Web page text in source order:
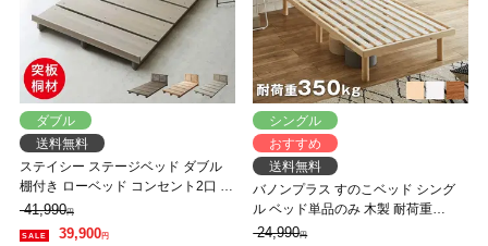
ダブル
送料無料
ステイシー ステージベッド ダブル
棚付き ローベッド コンセント2口 タ
モ 桐 天然木 フロアベッド スマホス
タンド付き ダブルベッド 省スペー
41,990円
39,900円
シングル
おすすめ
送料無料
バノンプラス すのこベッド シング
ル ベッド単品のみ 木製 耐荷重
350kg 組立簡単 棚付き コンセント
24,990円